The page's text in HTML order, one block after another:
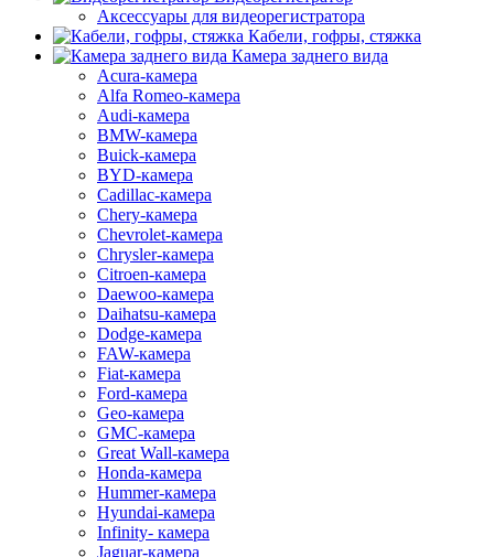
Аксессуары для видеорегистратора
Кабели, гофры, стяжка
Камера заднего вида
Acura-камера
Alfa Romeo-камера
Audi-камера
BMW-камера
Buick-камера
BYD-камера
Cadillac-камера
Chery-камера
Chevrolet-камера
Chrysler-камера
Citroen-камера
Daewoo-камера
Daihatsu-камера
Dodge-камера
FAW-камера
Fiat-камера
Ford-камера
Geo-камера
GMC-камера
Great Wall-камера
Honda-камера
Hummer-камера
Hyundai-камера
Infinity- камера
Jaguar-камера